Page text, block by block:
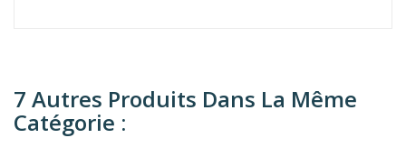
7 Autres Produits Dans La Même
Catégorie :